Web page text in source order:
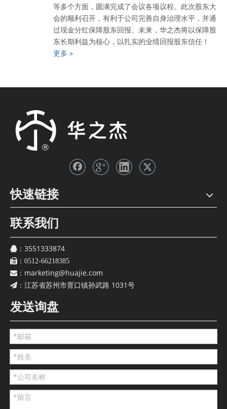
等多个方面，圆满完成了会议各项议程。此次股东大
会的顺利召开，有利于公司完善自身治理水平，并通
过现金分红保障股东回报。未来，华之杰将以保障股
东长期利益为核心，以扎实的业绩回报股东信任！
更多 »
快速链接
联系我们
： 3551333874
： 0512-66218385
： marketing@huajie.com
： 江苏省苏州市胥口镇孙武路 1031号
发送询盘